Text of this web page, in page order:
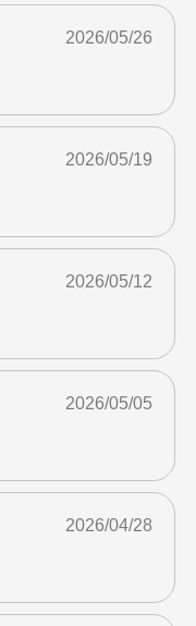
2026/05/26
2026/05/19
2026/05/12
2026/05/05
2026/04/28